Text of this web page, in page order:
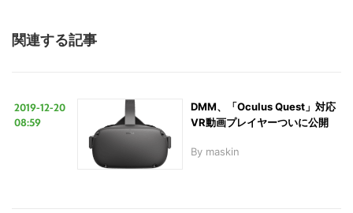
関連する記事
2019-12-20
08:59
DMM、「Oculus Quest」対応
VR動画プレイヤーついに公開
By maskin
索